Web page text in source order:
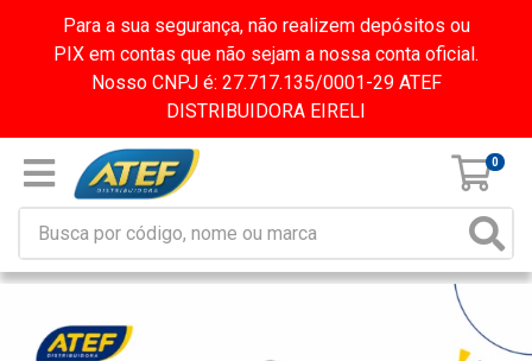
Para a sua segurança, não realizem depósitos ou
PIX em contas que não sejam a nossa conta oficial.
Nosso CNPJ é: 27.717.135/0001-29 ATEF
DISTRIBUIDORA EIRELI
0